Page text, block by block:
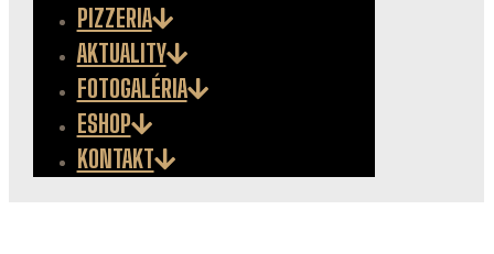
PIZZERIA
AKTUALITY
FOTOGALÉRIA
ESHOP
KONTAKT